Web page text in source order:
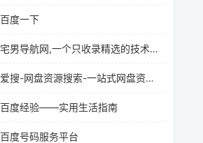
百度一下
宅男导航网,一个只收录精选的技术导航网站
爱搜-网盘资源搜索-一站式网盘资源搜索，阿里夸克百度迅雷UC全聚合
百度经验——实用生活指南
百度号码服务平台